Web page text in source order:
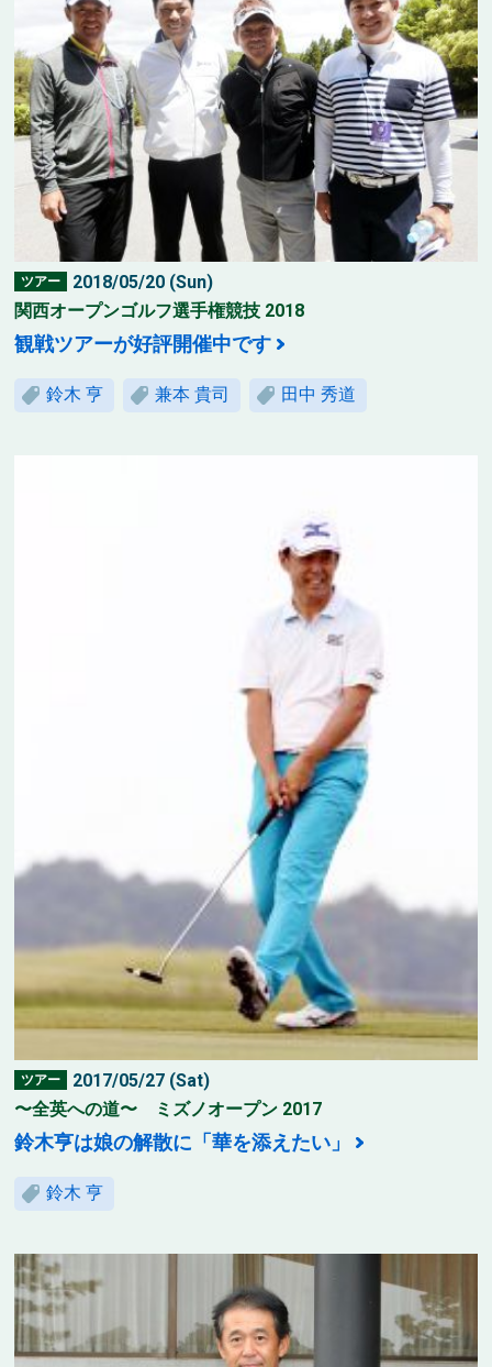
ツアー
2018/05/20 (Sun)
関西オープンゴルフ選手権競技 2018
観戦ツアーが好評開催中です
鈴木 亨 兼本 貴司 田中 秀道
ツアー
2017/05/27 (Sat)
〜全英への道〜 ミズノオープン 2017
鈴木亨は娘の解散に「華を添えたい」
鈴木 亨